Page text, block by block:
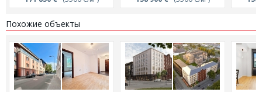
Похожие объекты